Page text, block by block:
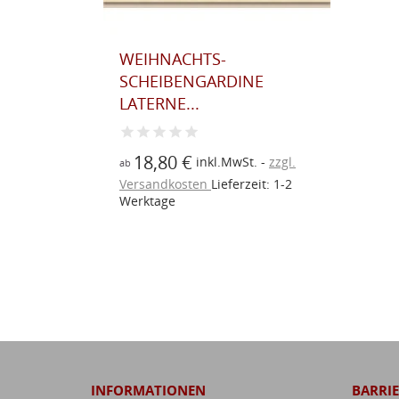
INFORMATIONEN